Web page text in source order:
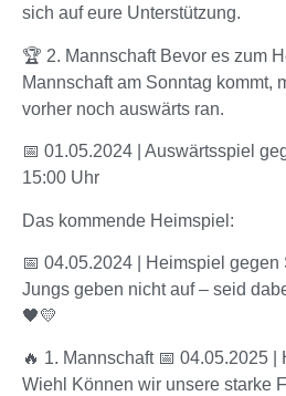
sich auf eure Unterstützung.
🏆 2. Mannschaft Bevor es zum
Mannschaft am Sonntag kommt,
vorher noch auswärts ran.
📅 01.05.2024 | Auswärtsspiel
15:00 Uhr
Das kommende Heimspiel:
📅 04.05.2024 | Heimspiel
Jungs geben nicht auf – seid
🖤💛
🔥 1. Mannschaft 📅 04.05.2025
Wiehl Können wir unsere starke